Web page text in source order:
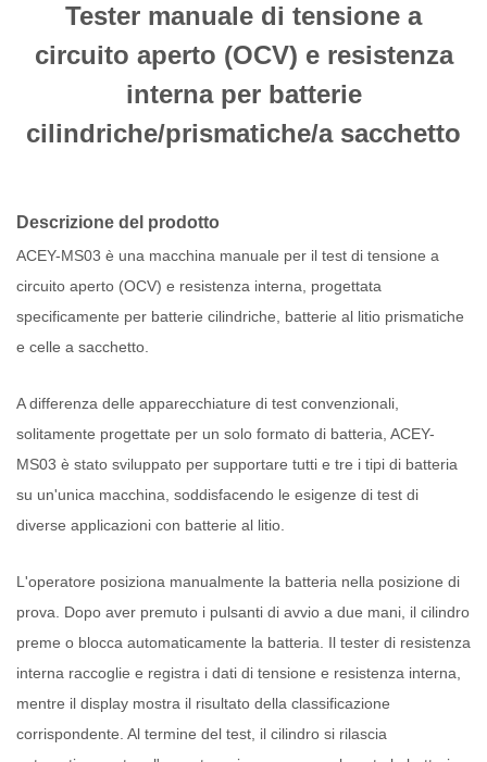
Tester manuale di tensione a
circuito aperto (OCV) e resistenza
interna per batterie
cilindriche/prismatiche/a sacchetto
Descrizione del prodotto
ACEY-MS03 è una macchina manuale per il test di tensione a
circuito aperto (OCV) e resistenza interna, progettata
specificamente per batterie cilindriche, batterie al litio prismatiche
e celle a sacchetto.
A differenza delle apparecchiature di test convenzionali,
solitamente progettate per un solo formato di batteria, ACEY-
MS03 è stato sviluppato per supportare tutti e tre i tipi di batteria
su un'unica macchina, soddisfacendo le esigenze di test di
diverse applicazioni con batterie al litio.
L'operatore posiziona manualmente la batteria nella posizione di
prova. Dopo aver premuto i pulsanti di avvio a due mani, il cilindro
preme o blocca automaticamente la batteria. Il tester di resistenza
interna raccoglie e registra i dati di tensione e resistenza interna,
mentre il display mostra il risultato della classificazione
corrispondente. Al termine del test, il cilindro si rilascia